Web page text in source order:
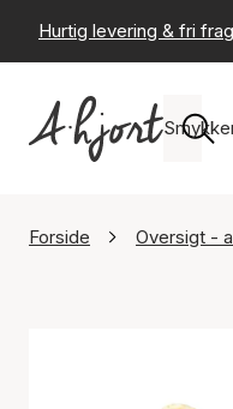
Hurtig levering & fri
Forside Oversigt -